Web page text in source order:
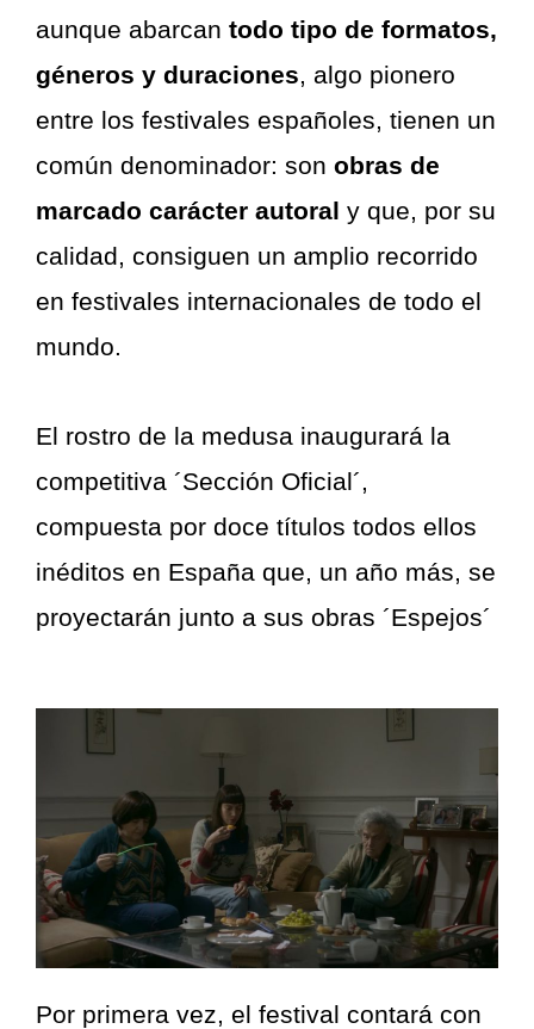
aunque abarcan todo tipo de formatos,
géneros y duraciones, algo pionero
entre los festivales españoles, tienen un
común denominador: son obras de
marcado carácter autoral y que, por su
calidad, consiguen un amplio recorrido
en festivales internacionales de todo el
mundo.
El rostro de la medusa inaugurará la
competitiva ´Sección Oficial´,
compuesta por doce títulos todos ellos
inéditos en España que, un año más, se
proyectarán junto a sus obras ´Espejos´
Por primera vez, el festival contará con